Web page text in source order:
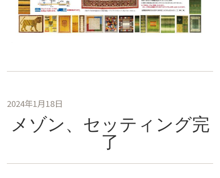
2024年1月18日
メゾン、セッティング完
了